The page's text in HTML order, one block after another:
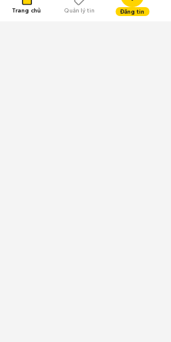
Trang chủ Quản lý tin Đăng tin